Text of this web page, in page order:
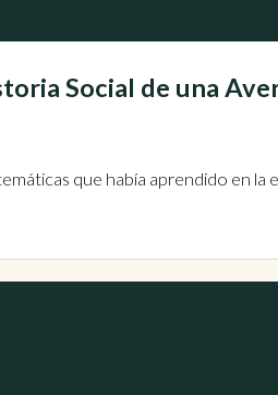
Social de una
que había aprendido en la